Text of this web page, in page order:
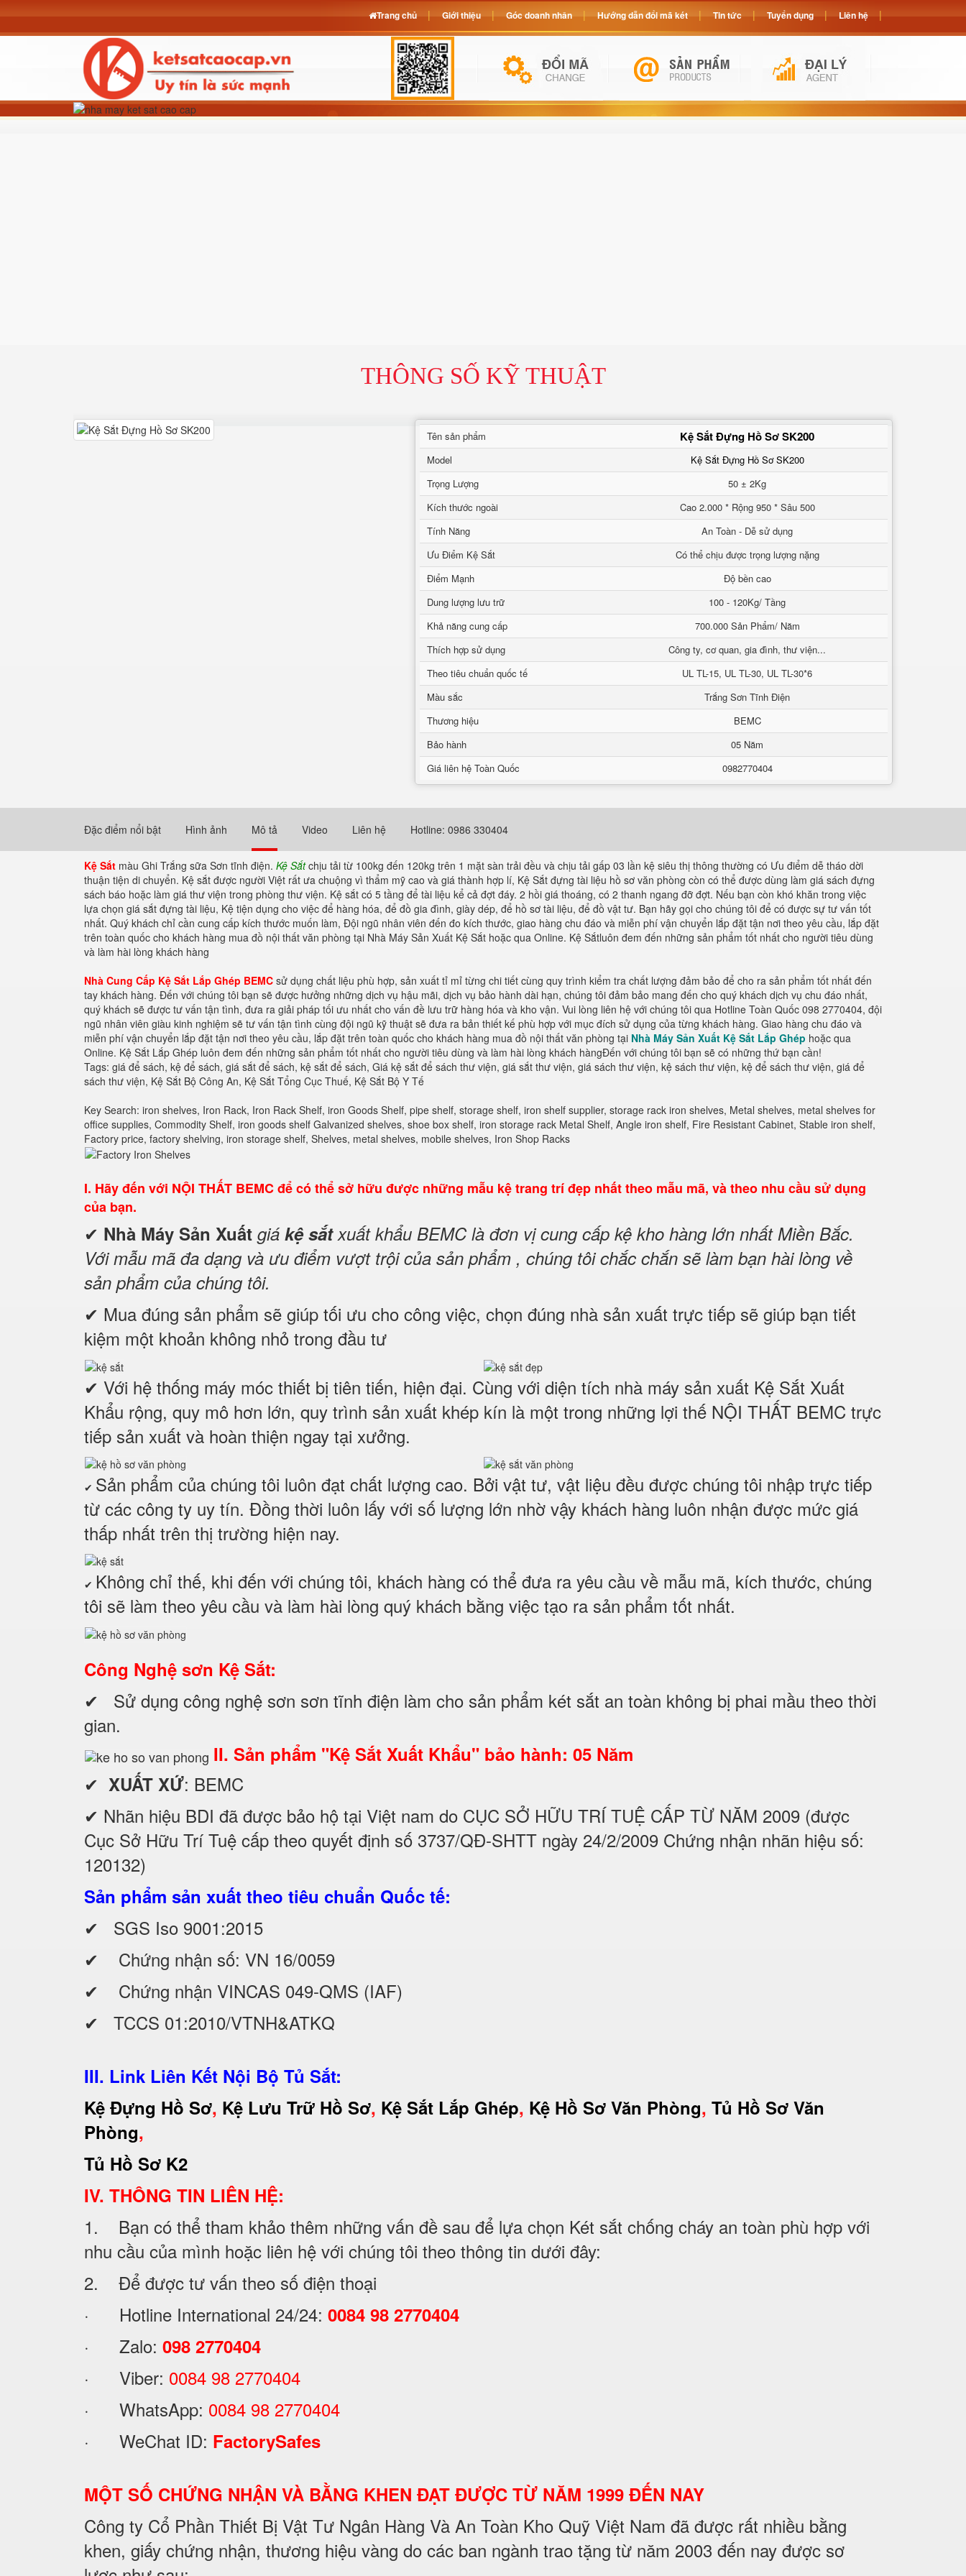
THÔNG SỐ KỸ THUẬT
Tên sản phẩm Kệ Sắt Đựng Hồ Sơ SK200
Model
Kệ Sắt Đựng Hồ Sơ SK200
Trọng Lượng
50 ± 2Kg
Kích thước ngoài
Cao 2.000 * Rộng 950 * Sâu 500
Tính Năng
An Toàn - Dễ sử dụng
Ưu Điểm Kệ Sắt
Có thể chịu được trọng lượng nặng
Điểm Mạnh
Độ bền cao
Dung lượng lưu trữ
100 - 120Kg/ Tầng
Khả năng cung cấp
700.000 Sản Phẩm/ Năm
Thích hợp sử dụng
Công ty, cơ quan, gia đình, thư viện...
Theo tiêu chuẩn quốc tế
UL TL-15, UL TL-30, UL TL-30*6
Màu sắc
Trắng Sơn Tĩnh Điện
Thương hiệu
BEMC
Bảo hành
05 Năm
Giá liên hệ Toàn Quốc
0982770404
Đặc điểm nổi bật Hình ảnh Mô tả Video Liên hệ Hotline: 0986 330404
Kệ Sắt màu Ghi Trắng sữa Sơn tĩnh điện. Kệ Sắtchịu tải từ 100kg đến 120kg trên 1 mặt sàn trải đều và chịu tải gấp 03 lần kệ siêu thị thông thường có Ưu điểm dễ tháo dời
thuận tiện di chuyển. Kệ sắt được người Việt rất ưa chuộng vì thẩm mỹ cao và giá thành hợp lí, Kệ Sắt đựng tài liệu hồ sơ văn phòng còn có thể được dùng làm giá sách đựng
sách báo hoặc làm giá thư viện trong phòng thư viện. Kệ sắt có 5 tầng để tài liệu kể cả đợt đáy. 2 hồi giá thoáng, có 2 thanh ngang đỡ đợt. Nếu bạn còn khó khăn trong việc
lựa chọn giá sắt đựng tài liệu, Kệ tiện dụng cho việc để hàng hóa, để đồ gia đình, giày dép, để hồ sơ tài liệu, để đồ vật tư. Bạn hãy gọi cho chúng tôi để có được sự tư vấn tốt
nhất. Quý khách chỉ cần cung cấp kích thước muốn làm, Đội ngũ nhân viên đến đo kích thước, giao hàng chu đáo và miễn phí vận chuyển lắp đặt tận nơi theo yêu cầu, lắp đặt
trên toàn quốc cho khách hàng mua đồ nội thất văn phòng tại Nhà Máy Sản Xuất Kệ Sắt hoặc qua Online. Kệ Sắtluôn đem đến những sản phẩm tốt nhất cho người tiêu dùng
và làm hài lòng khách hàng
Nhà Cung Cấp Kệ Sắt Lắp Ghép BEMC sử dụng chất liệu phù hợp, sản xuất tỉ mỉ từng chi tiết cùng quy trình kiểm tra chất lượng đảm bảo để cho ra sản phẩm tốt nhất đến
tay khách hàng. Đến với chúng tôi bạn sẽ được hưởng những dịch vụ hậu mãi, dịch vụ bảo hành dài hạn, chúng tôi đảm bảo mang đến cho quý khách dịch vụ chu đáo nhất,
quý khách sẽ được tư vấn tận tình, đưa ra giải pháp tối ưu nhất cho vấn đề lưu trữ hàng hóa và kho vận. Vui lòng liên hệ với chúng tôi qua Hotline Toàn Quốc 098 2770404, đội
ngũ nhân viên giàu kinh nghiệm sẽ tư vấn tận tình cùng đội ngũ kỹ thuật sẽ đưa ra bản thiết kế phù hợp với mục đích sử dụng của từng khách hàng. Giao hàng chu đáo và
miễn phí vận chuyển lắp đặt tận nơi theo yêu cầu, lắp đặt trên toàn quốc cho khách hàng mua đồ nội thất văn phòng tại Nhà Máy Sản Xuất Kệ Sắt Lắp Ghép hoặc qua
Online. Kệ Sắt Lắp Ghép luôn đem đến những sản phẩm tốt nhất cho người tiêu dùng và làm hài lòng khách hàngĐến với chúng tôi bạn sẽ có những thứ bạn cần!
Tags: giá để sách, kệ để sách, giá sắt để sách, kệ sắt để sách, Giá kệ sắt để sách thư viện, giá sắt thư viện, giá sách thư viện, kệ sách thư viện, kệ để sách thư viện, giá để
sách thư viện, Kệ Sắt Bộ Công An, Kệ Sắt Tổng Cục Thuế, Kệ Sắt Bộ Y Tế
Key Search: iron shelves, Iron Rack, Iron Rack Shelf, iron Goods Shelf, pipe shelf, storage shelf, iron shelf supplier, storage rack iron shelves, Metal shelves, metal shelves for
office supplies, Commodity Shelf, iron goods shelf Galvanized shelves, shoe box shelf, iron storage rack Metal Shelf, Angle iron shelf, Fire Resistant Cabinet, Stable iron shelf,
Factory price, factory shelving, iron storage shelf, Shelves, metal shelves, mobile shelves, Iron Shop Racks
I. Hãy đến với NỘI THẤT BEMC để có thể sở hữu được những mẫu kệ trang trí đẹp nhất theo mẫu mã, và theo nhu cầu sử dụng
của bạn.
✔ Nhà Máy Sản Xuất giá kệ sắtxuất khẩu BEMC là đơn vị cung cấp kệ kho hàng lớn nhất Miền Bắc.
Với mẫu mã đa dạng và ưu điểm vượt trội của sản phẩm , chúng tôi chắc chắn sẽ làm bạn hài lòng về
sản phẩm của chúng tôi.
✔ Mua đúng sản phẩm sẽ giúp tối ưu cho công việc, chọn đúng nhà sản xuất trực tiếp sẽ giúp bạn tiết
kiệm một khoản không nhỏ trong đầu tư
✔ Với hệ thống máy móc thiết bị tiên tiến, hiện đại. Cùng với diện tích nhà máy sản xuất Kệ Sắt Xuất
Khẩu rộng, quy mô hơn lớn, quy trình sản xuất khép kín là một trong những lợi thế NỘI THẤT BEMC trực
tiếp sản xuất và hoàn thiện ngay tại xưởng.
✔ Sản phẩm của chúng tôi luôn đạt chất lượng cao. Bởi vật tư, vật liệu đều được chúng tôi nhập trực tiếp
từ các công ty uy tín. Đồng thời luôn lấy với số lượng lớn nhờ vậy khách hàng luôn nhận được mức giá
thấp nhất trên thị trường hiện nay.
✔ Không chỉ thế, khi đến với chúng tôi, khách hàng có thể đưa ra yêu cầu về mẫu mã, kích thước, chúng
tôi sẽ làm theo yêu cầu và làm hài lòng quý khách bằng việc tạo ra sản phẩm tốt nhất.
Công Nghệ sơn Kệ Sắt:
✔ Sử dụng công nghệ sơn sơn tĩnh điện làm cho sản phẩm két sắt an toàn không bị phai mầu theo thời
gian.
II. Sản phẩm "Kệ Sắt Xuất Khẩu" bảo hành: 05 Năm
✔ XUẤT XỨ: BEMC
✔ Nhãn hiệu BDI đã được bảo hộ tại Việt nam do CỤC SỞ HỮU TRÍ TUỆ CẤP TỪ NĂM 2009 (được
Cục Sở Hữu Trí Tuệ cấp theo quyết định số 3737/QĐ-SHTT ngày 24/2/2009 Chứng nhận nhãn hiệu số:
120132)
Sản phẩm sản xuất theo tiêu chuẩn Quốc tế:
✔ SGS Iso 9001:2015
✔ Chứng nhận số: VN 16/0059
✔ Chứng nhận VINCAS 049-QMS (IAF)
✔ TCCS 01:2010/VTNH&ATKQ
III. Link Liên Kết Nội Bộ Tủ Sắt:
Kệ Đựng Hồ Sơ, Kệ Lưu Trữ Hồ Sơ, Kệ Sắt Lắp Ghép, Kệ Hồ Sơ Văn Phòng, Tủ Hồ Sơ Văn
Phòng,
Tủ Hồ Sơ K2
IV. THÔNG TIN LIÊN HỆ:
1. Bạn có thể tham khảo thêm những vấn đề sau để lựa chọn Két sắt chống cháy an toàn phù hợp với
nhu cầu của mình hoặc liên hệ với chúng tôi theo thông tin dưới đây:
2. Để được tư vấn theo số điện thoại
· Hotline International 24/24: 0084 98 2770404
· Zalo: 098 2770404
· Viber: 0084 98 2770404
· WhatsApp: 0084 98 2770404
· WeChat ID: FactorySafes
MỘT SỐ CHỨNG NHẬN VÀ BẰNG KHEN ĐẠT ĐƯỢC TỪ NĂM 1999 ĐẾN NAY
Công ty Cổ Phần Thiết Bị Vật Tư Ngân Hàng Và An Toàn Kho Quỹ Việt Nam đã được rất nhiều bằng
khen, giấy chứng nhận, thương hiệu vàng do các ban ngành trao tặng từ năm 2003 đến nay được sơ
Trang chủ Giới thiệu Góc doanh nhân Hướng dẫn đổi mã két Tin tức Tuyển dụng Liên hệ